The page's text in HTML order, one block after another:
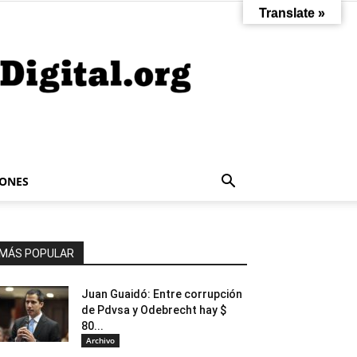
MÁS POPULAR
Juan Guaidó: Entre corrupción
de Pdvsa y Odebrecht hay $
80...
Archivo
Translate »